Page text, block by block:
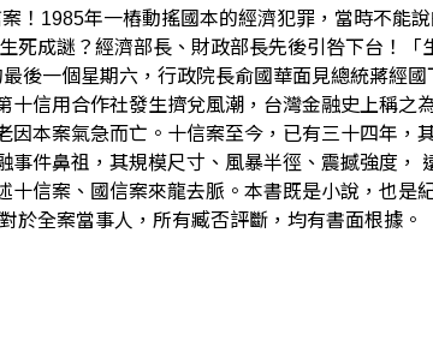
！1985年一樁動搖國本的經濟犯罪，當時不能
成謎？經濟部長、財政部長先後引咎下台！
一個星期六，行政院長俞國華面見總統蔣經
信用合作社發生擠兌風潮，台灣金融史上稱
本案氣急而亡。十信案至今，已有三十四年
件鼻祖，其規模尺寸、風暴半徑、震撼強度
信案、國信案來龍去脈。本書既是小說，也
於全案當事人，所有臧否評斷，均有書面根據。